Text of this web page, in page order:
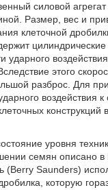
силовой агрегат
Размер, вес и
клеточной
ударного
этого
разброс. Для
воздействия
конструкций
уровня
семян описано в
(Berry Saunders)
которую